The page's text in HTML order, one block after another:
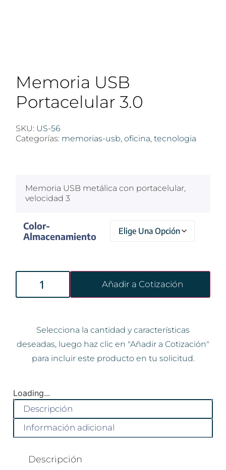
Memoria USB
Portacelular 3.0
SKU: US-56
Categorías: memorias-usb, oficina, tecnologia
Memoria USB metálica con portacelular,
velocidad 3
Color-
Almacenamiento
Añadir a Cotización
Selecciona la cantidad y características
deseadas, luego haz clic en "Añadir a Cotización"
para incluir este producto en tu solicitud.
Loading...
Descripción
Información adicional
Descripción